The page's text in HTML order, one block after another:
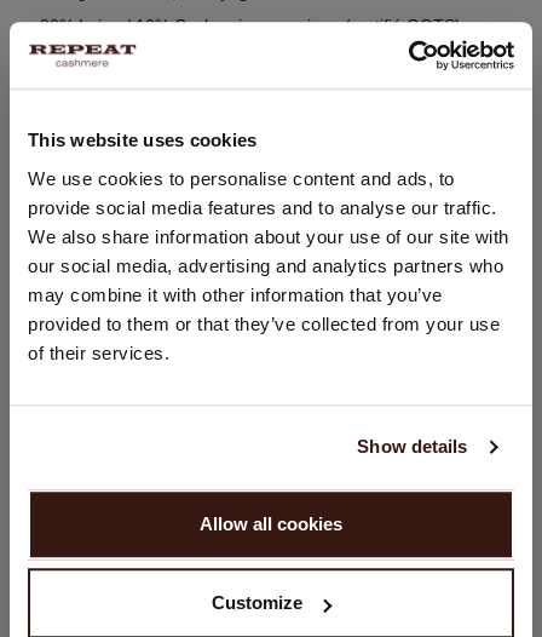
This website uses cookies
We use cookies to personalise content and ads, to
provide social media features and to analyse our traffic.
We also share information about your use of our site with
our social media, advertising and analytics partners who
may combine it with other information that you’ve
provided to them or that they’ve collected from your use
of their services.
Show details
Allow all cookies
Customize
90% Laine / 10% Cachemire organique (certifié GOTS)
ENTRETIEN
LIVRAISON ET RETOURS
CHANGER DE PAYS
Vous visitez Repeat cashmere depuis Pays - Bas (€).
Souhaitez-vous mettre à jour votre localisation ?
États-Unis ($)
CONTINUER